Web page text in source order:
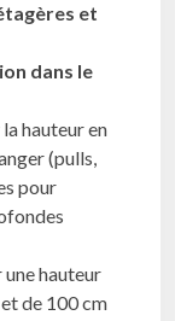
et
dans le
hauteur en
(pulls,
pour
hauteur
de 100 cm